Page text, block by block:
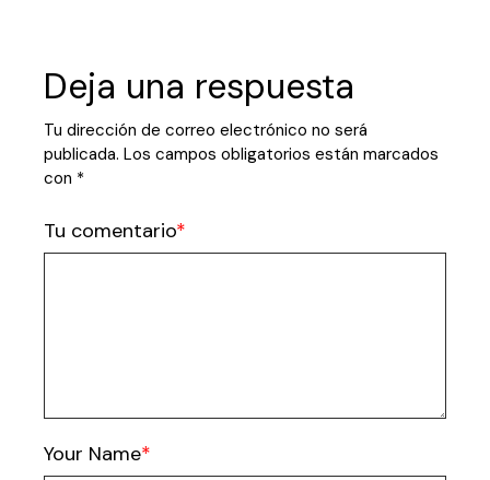
Deja una respuesta
Tu dirección de correo electrónico no será
publicada. Los campos obligatorios están marcados
con *
Tu comentario
Your Name